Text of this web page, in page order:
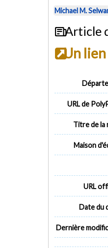
Michael M.
Article
Un
URL de
Titre de la
Maison
URL
Date du
Dernière